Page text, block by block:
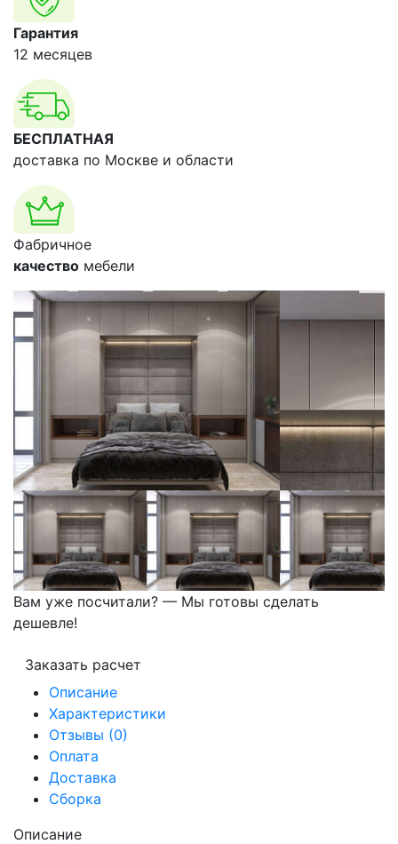
Гарантия
12 месяцев
БЕСПЛАТНАЯ
доставка по Москве и области
Фабричное
качество мебели
Вам уже посчитали? — Мы готовы сделать
дешевле!
Заказать расчет
Описание
Характеристики
Отзывы (0)
Оплата
Доставка
Сборка
Описание